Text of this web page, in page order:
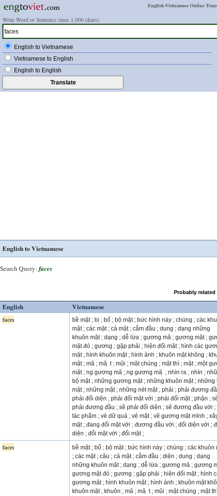
English-Vietnamese Online
Write Word or Sentence (max 1,000 chars):
English to Vietnamese
Vietnamese to English
English to English
English to Vietnamese
Search Query: faces
Probably
English Vietnamese
faces
bề mặt ; bị ; bố ; bộ mặt ; bức hình này ; chúng ; các
mặt ; các mặt ; cả mặt ; cắm đầu ; dung ; dạng những
khuôn mặt ; dạng ; dễ lừa ; gương mă ; gương mặt ;
mặt đó ; gương ; gặp phải ; hiện đối mặt ; hình các
mặt ; hình khuôn mặt ; hình ảnh ; khuôn mặt không ;
mặt ; mă ; mă ̣ t ; mũi ; mặt chúng ; mặt thì ; mặt ; một
mặt ; ng gương mă ; ng gương mă ̣ ; nhìn ra ; nhìn ;
bộ mặt ; những gương mặt ; những khuôn mặt ; những
mặt ; những mặt ; những nét mặt ; phải ; phải đương
phải đối diện ; phải đối mặt với ; phải đối mặt ; phận ;
phải đương đầu ; sẽ phải đối diện ; sẽ đương đầu với ;
tác phẩm ; vẻ dữ quá ; vẻ mặt ; vẽ gương mặt mình ;
mặt ; đang đối mặt với ; đương đầu với ; đối diện với ;
diện ; đối mặt với ; đối mặt ;
faces
bề mặt ; bố ; bộ mặt ; bức hình này ; chúng ; các khuôn
; các mặt ; câu ; cả mặt ; cắm đầu ; diện ; dung ; dạng
những khuôn mặt ; dạng ; dễ lừa ; gương mă ; gương
gương mặt đó ; gương ; gặp phải ; hiện đối mặt ; hình
gương mặt ; hình khuôn mặt ; hình ảnh ; khuôn mặt
khuôn mặt ; khuôn ; mă ; mă ̣ t ; mũi ; mặt chúng ; mặt